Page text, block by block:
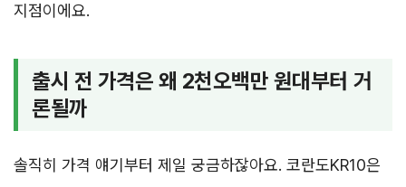
지점이에요.
출시 전 가격은 왜 2천오백만 원대부터 거
론될까
솔직히 가격 얘기부터 제일 궁금하잖아요. 코란도KR10은